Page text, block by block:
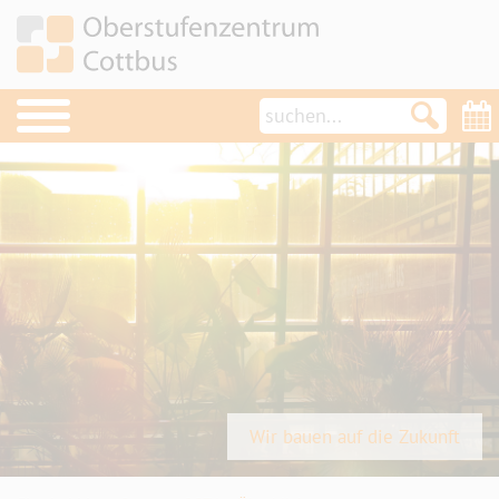
OSZ im Überblick
Schulleitung
Berufsschule
Berufsfachschule
Berufliches Gymnasium
Gemeinsames Lernen
Wir bauen auf die Zukunft